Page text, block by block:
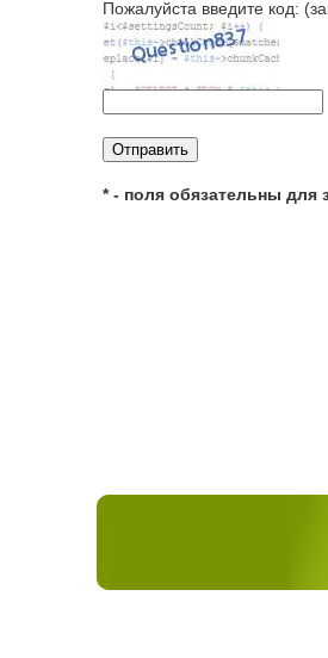
Пожалуйста введите код:
* - поля обязательны для